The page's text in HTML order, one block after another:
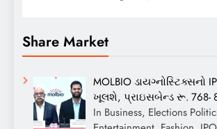
Share Market
MOLBIO ડાયગ્નોસ્ટિક્સનો
ખૂલશે, પ્રાઇસબેન્ડ રૂ. 768-
In Business, Elections